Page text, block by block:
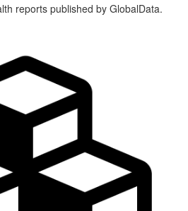
reports published by GlobalData.